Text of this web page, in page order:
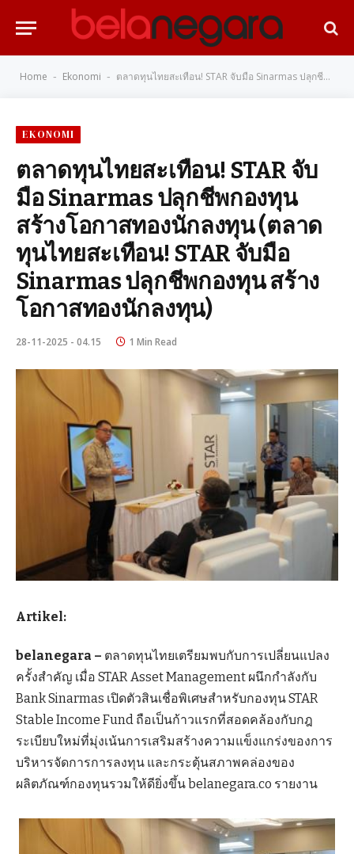
Home - Ekonomi - ตลาดทุนไทยสะเทือน! STAR จับมือ Sinarmas ปลุกชีพกองทุน สร้างโอกาสทองนักลงทุน (ตลาดทุนไทยสะเทือน! STAR จับมือ Sinarmas ปลุกชีพกองทุน สร้างโอกาสทองนักลงทุน)
EKONOMI
ตลาดทุนไทยสะเทือน! STAR จับ
มือ Sinarmas ปลุกชีพกองทุน
สร้างโอกาสทองนักลงทุน (ตลาด
ทุนไทยสะเทือน! STAR จับมือ
Sinarmas ปลุกชีพกองทุน สร้าง
โอกาสทองนักลงทุน)
28-11-2025 - 04.15 1 Min Read
Artikel:
belanegara – ตลาดทุนไทยเตรียมพบกับการเปลี่ยนแปลง
ครั้งสำคัญ เมื่อ STAR Asset Management ผนึกกำลังกับ
Bank Sinarmas เปิดตัวสินเชื่อพิเศษสำหรับกองทุน STAR
Stable Income Fund ถือเป็นก้าวแรกที่สอดคล้องกับกฎ
ระเบียบใหม่ที่มุ่งเน้นการเสริมสร้างความแข็งแกร่งของการ
บริหารจัดการการลงทุน และกระตุ้นสภาพคล่องของ
ผลิตภัณฑ์กองทุนรวมให้ดียิ่งขึ้น belanegara.co รายงาน